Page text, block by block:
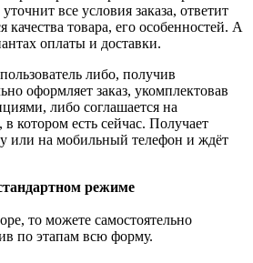
все условия заказа, ответит
товара, его особенностей. А
оплаты и доставки.
либо, получив
оформляет заказ, укомплектовав
либо соглашается на
котором есть сейчас. Получает
или на мобильный телефон и ждёт
режиме
то можете самостоятельно
по этапам всю форму.